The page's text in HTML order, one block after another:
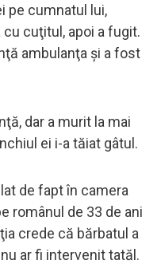
pe cumnatul lui,
cuţitul, apoi a fugit.
ambulanţa şi a fost
dar a murit la mai
ei i-a tăiat gâtul.
de fapt în camera
românul de 33 de ani
crede că bărbatul a
ar fi intervenit tatăl.